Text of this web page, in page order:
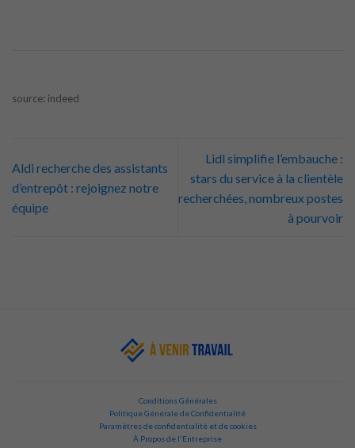
source: indeed
Aldi recherche des assistants
d’entrepôt : rejoignez notre
équipe
Lidl simplifie l’embauche :
stars du service à la clientèle
recherchées, nombreux postes
à pourvoir
Conditions Générales
Politique Générale de Confidentialité
Paramètres de confidentialité et de cookies
À Propos de l'Entreprise